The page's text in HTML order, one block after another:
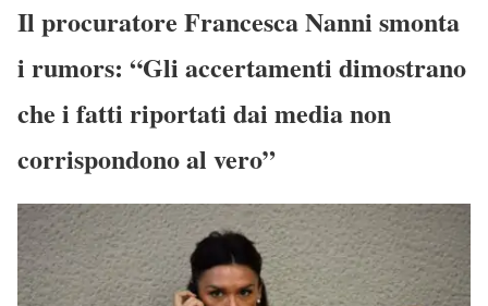
Il procuratore Francesca Nanni smonta
i rumors: “Gli accertamenti dimostrano
che i fatti riportati dai media non
corrispondono al vero”